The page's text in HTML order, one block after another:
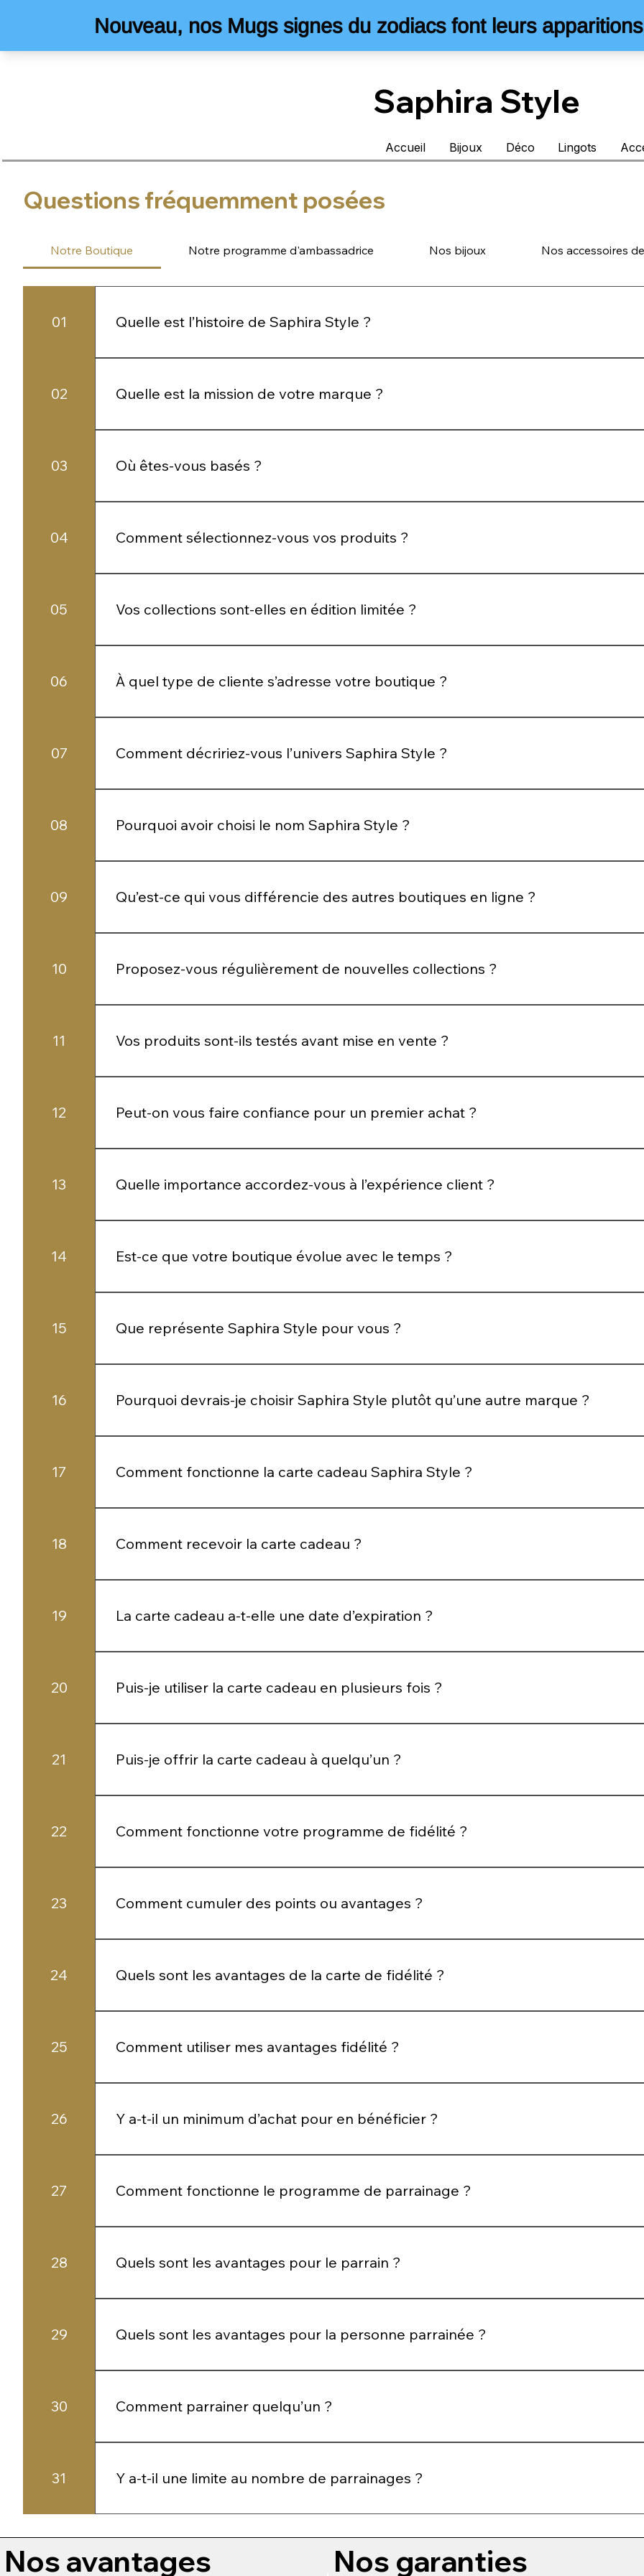
Saphira Style
Lingots
Déco
Bijoux
Accueil
Questions fréquemment posées
Notre Boutique Notre programme d'ambassadrice Nos bijoux Nos accessoires
01 Quelle est l’histoire de Saphira Style ?
Saphira Style est née d’une volonté simple : proposer des bijoux qui subliment sans surcharger,
02 Quelle est la mission de votre marque ?
Mettre en valeur la féminité à travers des détails qui font toute la différence. Nos bijoux sont
03 Où êtes-vous basés ?
Nous sommes une boutique en ligne, ce qui nous permet de proposer nos créations à une
04 Comment sélectionnez-vous vos produits ?
Chaque pièce est choisie selon des critères précis : élégance, qualité, originalité et capacité à
05 Vos collections sont-elles en édition limitée ?
Certaines pièces peuvent être proposées en quantités limitées afin de préserver leur caractère
06 À quel type de cliente s’adresse votre boutique ?
À des femmes qui aiment prendre soin de leur image, sans effort excessif. Celles qui recherchent
07 Comment décririez-vous l’univers Saphira Style ?
Un équilibre entre finesse, sensualité et modernité. Un style qui attire sans jamais en faire trop.
08 Pourquoi avoir choisi le nom Saphira Style ?
Le nom évoque à la fois la beauté, la profondeur et l’élégance. Il reflète une vision du style
09 Qu’est-ce qui vous différencie des autres boutiques en ligne ?
Notre approche : proposer moins, mais mieux. Des pièces sélectionnées avec intention, dans un
10 Proposez-vous régulièrement de nouvelles collections ?
Oui, nous enrichissons régulièrement notre catalogue avec de nouvelles pièces tout en
11 Vos produits sont-ils testés avant mise en vente ?
Oui, chaque produit est sélectionné avec exigence afin de répondre à nos standards de qualité et
12 Peut-on vous faire confiance pour un premier achat ?
Oui, et c’est essentiel pour nous. Nous mettons tout en œuvre pour offrir une expérience simple,
13 Quelle importance accordez-vous à l’expérience client ?
Elle est centrale. Du choix du produit à la réception, chaque étape est pensée pour être fluide,
14 Est-ce que votre boutique évolue avec le temps ?
Oui. Saphira Style évolue en permanence pour proposer des collections toujours plus alignées
15 Que représente Saphira Style pour vous ?
Plus qu’une boutique, c’est une vision : celle d’un style accessible, élégant et assumé.
16 Pourquoi devrais-je choisir Saphira Style plutôt qu’une autre marque ?
Parce que chaque pièce est pensée pour vous accompagner, vous mettre en valeur et s’intégrer
17 Comment fonctionne la carte cadeau Saphira Style ?
La carte cadeau vous permet d’offrir l’univers Saphira Style en toute liberté. Elle est utilisable sur
18 Comment recevoir la carte cadeau ?
La carte cadeau est envoyée sous format digital, directement par email, prête à être utilisée ou
19 La carte cadeau a-t-elle une date d’expiration ?
Oui, la carte cadeau est valable pendant une période définie, indiquée lors de l’achat.
20 Puis-je utiliser la carte cadeau en plusieurs fois ?
Oui, le montant peut être utilisé en une ou plusieurs commandes, jusqu’à épuisement du solde.
21 Puis-je offrir la carte cadeau à quelqu’un ?
Absolument. C’est une attention élégante qui laisse le choix, tout en restant personnelle.
22 Comment fonctionne votre programme de fidélité ?
Chaque achat vous permet de cumuler des avantages exclusifs. Plus vous commandez, plus vous
23 Comment cumuler des points ou avantages ?
Les points sont automatiquement crédités après chaque commande validée sur votre compte.
24 Quels sont les avantages de la carte de fidélité ?
Vous pouvez bénéficier de réductions, d’offres exclusives et d’avantages réservés à nos clientes
25 Comment utiliser mes avantages fidélité ?
Vos avantages sont accessibles directement depuis votre espace client et peuvent être utilisés
26 Y a-t-il un minimum d’achat pour en bénéficier ?
Certaines offres peuvent être soumises à conditions, précisées au moment de leur utilisation.
27 Comment fonctionne le programme de parrainage ?
Invitez vos proches à découvrir Saphira Style et bénéficiez d’avantages lorsque ceux-ci passent
28 Quels sont les avantages pour le parrain ?
En tant que marraine, vous recevez une récompense exclusive lorsque votre filleule effectue un
29 Quels sont les avantages pour la personne parrainée ?
La personne parrainée bénéficie d’une offre de bienvenue pour découvrir la marque dans les
30 Comment parrainer quelqu’un ?
Il vous suffit de partager votre lien ou code de parrainage personnel.
31 Y a-t-il une limite au nombre de parrainages ?
Vous pouvez parrainer autant de personnes que vous le souhaitez et multiplier vos avantages.
Nos avantages Nos garanties